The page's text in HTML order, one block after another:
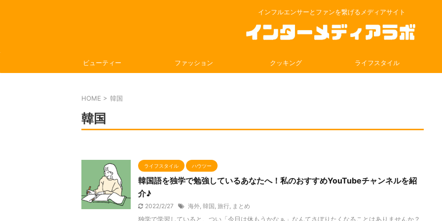
インフルエンサーとファンを繋げるメディアサイト
ビューティー ファッション クッキング ライフスタイル
HOME > 韓国
韓国
ライフスタイル ハウツー
韓国語を独学で勉強しているあなたへ！私のおすすめYouTubeチャンネルを紹
介♪
2022/2/27 海外, 韓国, 旅行, まとめ
独学で学習していると、つい「今日は休もうかなぁ」なんてさぼりたくなることはありませんか？